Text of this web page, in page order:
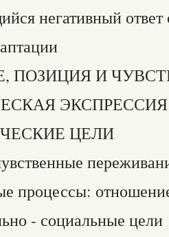
негативный
ПОЗИЦИЯ И
ЭКСПРЕССИЯ
ЦЕЛИ
процессы:
- социальные цели